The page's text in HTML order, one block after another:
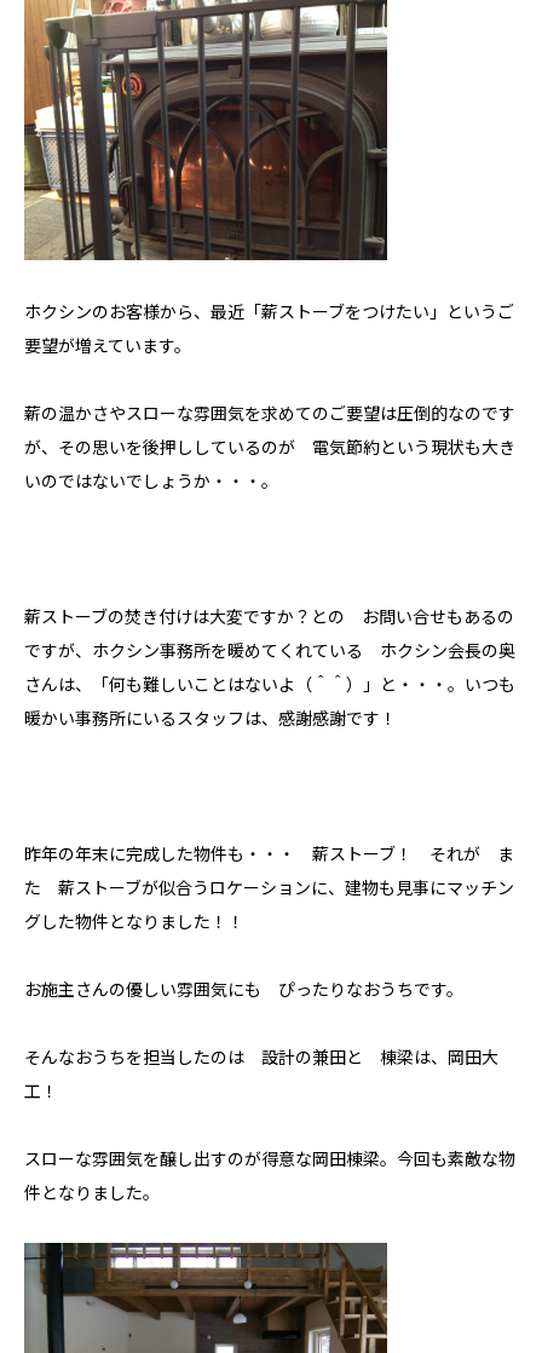
ホクシンのお客様から、最近「薪ストーブをつけたい」というご
要望が増えています。
薪の温かさやスローな雰囲気を求めてのご要望は圧倒的なのです
が、その思いを後押ししているのが 電気節約という現状も大き
いのではないでしょうか・・・。
薪ストーブの焚き付けは大変ですか？との お問い合せもあるの
ですが、ホクシン事務所を暖めてくれている ホクシン会長の奥
さんは、「何も難しいことはないよ（＾＾）」と・・・。いつも
暖かい事務所にいるスタッフは、感謝感謝です！
昨年の年末に完成した物件も・・・ 薪ストーブ！ それが ま
た 薪ストーブが似合うロケーションに、建物も見事にマッチン
グした物件となりました！！
お施主さんの優しい雰囲気にも ぴったりなおうちです。
そんなおうちを担当したのは 設計の兼田と 棟梁は、岡田大
工！
スローな雰囲気を醸し出すのが得意な岡田棟梁。今回も素敵な物
件となりました。